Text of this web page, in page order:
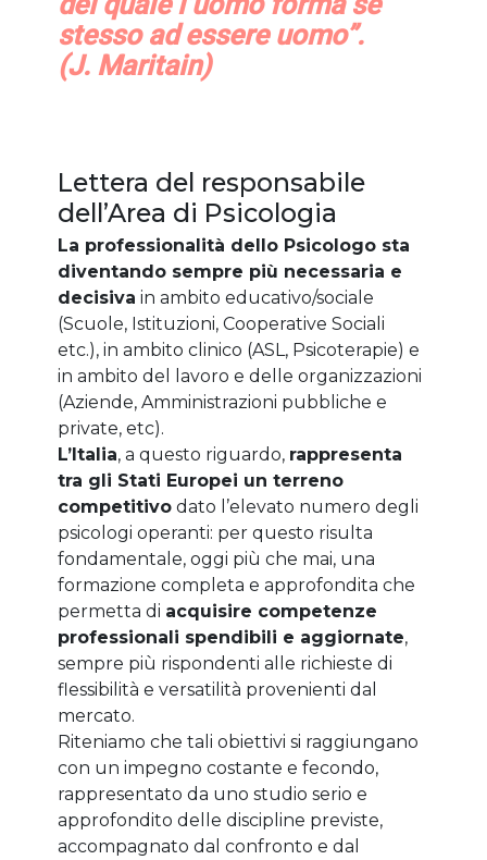
stesso ad essere uomo”.
(J. Maritain)
Lettera del responsabile
dell’Area di Psicologia
La professionalità dello Psicologo sta
diventando sempre più necessaria e
decisiva in ambito educativo/sociale
(Scuole, Istituzioni, Cooperative Sociali
etc.), in ambito clinico (ASL, Psicoterapie) e
in ambito del lavoro e delle organizzazioni
(Aziende, Amministrazioni pubbliche e
private, etc).
L’Italia, a questo riguardo, rappresenta
tra gli Stati Europei un terreno
competitivodato l’elevato numero degli
psicologi operanti: per questo risulta
fondamentale, oggi più che mai, una
formazione completa e approfondita che
permetta di acquisire competenze
professionali spendibili e aggiornate,
sempre più rispondenti alle richieste di
flessibilità e versatilità provenienti dal
mercato.
Riteniamo che tali obiettivi si raggiungano
con un impegno costante e fecondo,
rappresentato da uno studio serio e
approfondito delle discipline previste,
accompagnato dal confronto e dal